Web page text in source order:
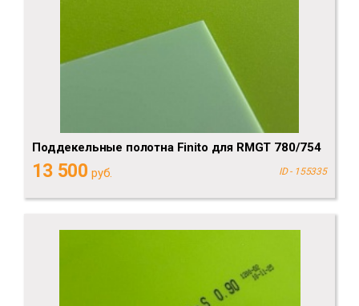
Поддекельные полотна Finito для RMGT 780/754
13 500 руб. ID - 155335